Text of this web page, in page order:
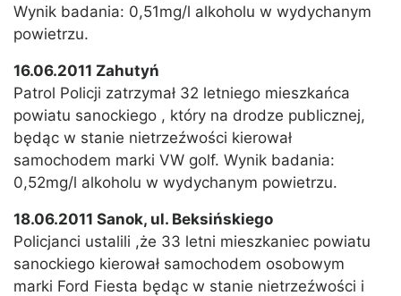
Wynik badania: 0,51mg/l alkoholu w wydychanym
powietrzu.
16.06.2011 Zahutyń
Patrol Policji zatrzymał 32 letniego mieszkańca
powiatu sanockiego , który na drodze publicznej,
będąc w stanie nietrzeźwości kierował
samochodem marki VW golf. Wynik badania:
0,52mg/l alkoholu w wydychanym powietrzu.
18.06.2011 Sanok, ul. Beksińskiego
Policjanci ustalili ,że 33 letni mieszkaniec powiatu
sanockiego kierował samochodem osobowym
marki Ford Fiesta będąc w stanie nietrzeźwości i